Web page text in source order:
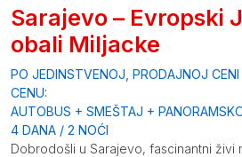
Opis
Sarajevo – Evropski
obali Miljacke
PO JEDINSTVENOJ, PRODAJNOJ
CENU:
AUTOBUS + SMEŠTAJ +
4 DANA / 2 NOĆI
Dobrodošli u Sarajevo, fascinantni živi